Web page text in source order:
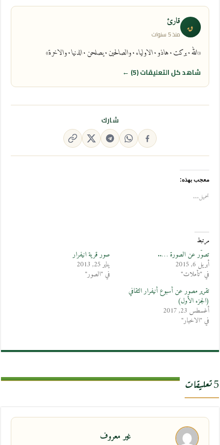
ق قارئ
منذ 5 سنوات
«الله٠بركت٠هاذو٠الاولياء٠والصالحين٠يصلحن٠الدنيا٠والاخرة»
شاهد كل التعليقات (5) ←
شارك
معجب بهذه:
تحميل...
مرتبط
تصوّر عن الصورة …..
أبريل 6, 2015
في "تأملات"
صور قرية انيفرار
يناير 25, 2013
في "الصور"
تقرير مصور عن أسبوع أنيفرار الثقافي
(الجزء الأول)
أغسطس 23, 2017
في "الاخبار"
5 تعليقات
غير معروف